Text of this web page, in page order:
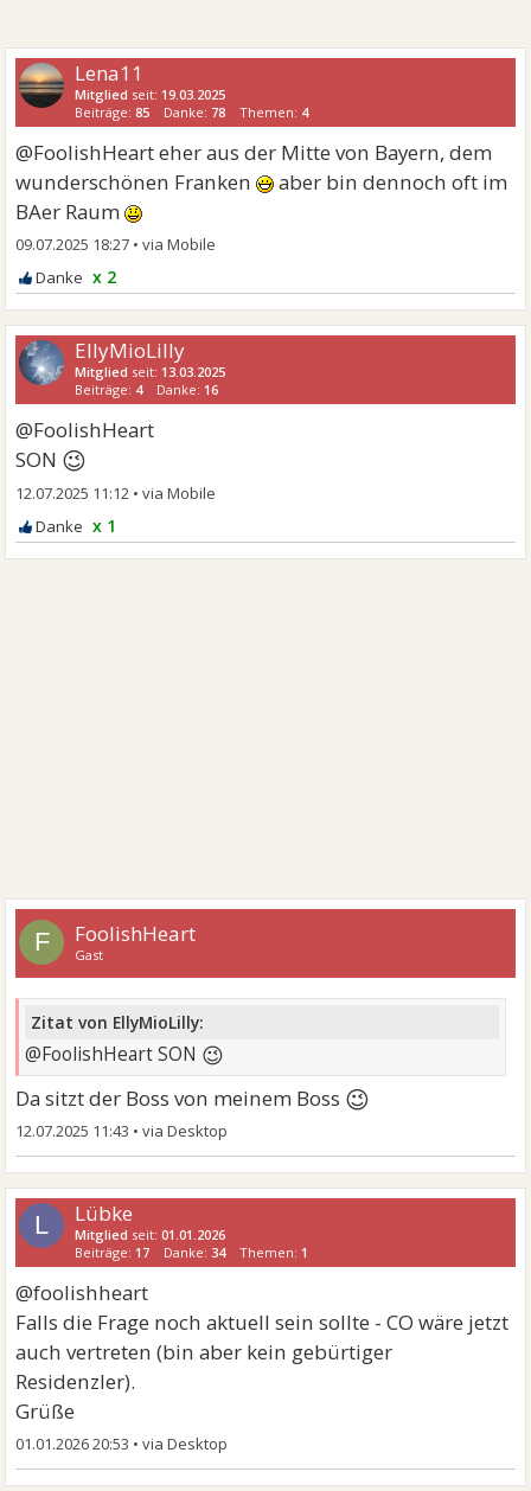
Lena11
Mitglied seit: 19.03.2025
Beiträge:85 Danke: 78 Themen: 4
@FoolishHeart eher aus der Mitte von Bayern, dem
wunderschönen Franken
aber bin dennoch oft im
BAer Raum
09.07.2025 18:27 •
x 2
EllyMioLilly
Mitglied seit: 13.03.2025
Beiträge: 4 Danke: 16
@FoolishHeart
SON 😉
12.07.2025 11:12 •
x 1
F FoolishHeart
Gast
Zitat von EllyMioLilly:
@FoolishHeart SON 😉
Da sitzt der Boss von meinem Boss 😉
12.07.2025 11:43 •
L Lübke
Mitglied seit:01.01.2026
Beiträge: 17 Danke: 34 Themen: 1
@foolishheart
Falls die Frage noch aktuell sein sollte - CO wäre jetzt
auch vertreten (bin aber kein gebürtiger
Residenzler).
Grüße
01.01.2026 20:53 •